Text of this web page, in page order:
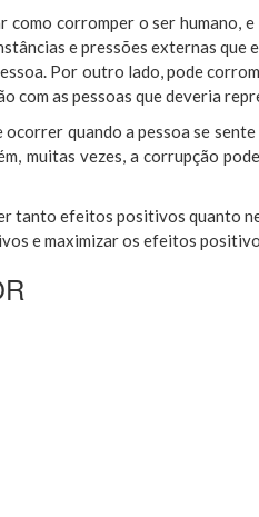
corromper o ser humano,
e pressões externas
Por outro lado, pode
com as pessoas que deveria
quando a pessoa se
muitas vezes, a corrupção
tanto efeitos positivos quanto
e maximizar os efeitos